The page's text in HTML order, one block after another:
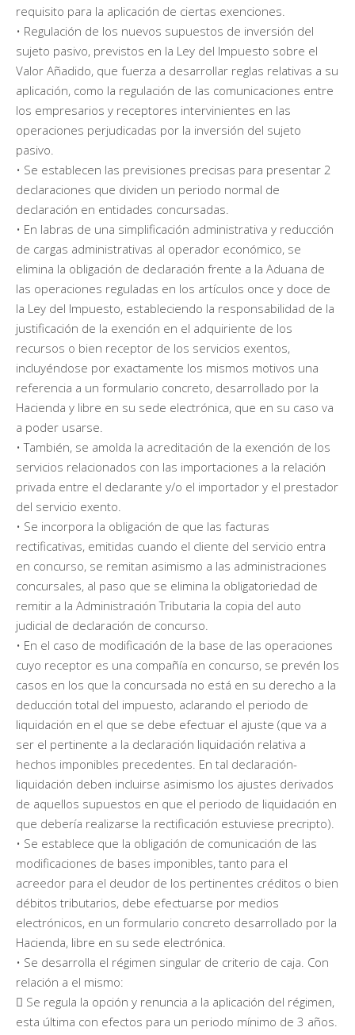
requisito para la aplicación de ciertas exenciones.
• Regulación de los nuevos supuestos de inversión del
sujeto pasivo, previstos en la Ley del Impuesto sobre el
Valor Añadido, que fuerza a desarrollar reglas relativas a su
aplicación, como la regulación de las comunicaciones entre
los empresarios y receptores intervinientes en las
operaciones perjudicadas por la inversión del sujeto
pasivo.
• Se establecen las previsiones precisas para presentar 2
declaraciones que dividen un periodo normal de
declaración en entidades concursadas.
• En labras de una simplificación administrativa y reducción
de cargas administrativas al operador económico, se
elimina la obligación de declaración frente a la Aduana de
las operaciones reguladas en los artículos once y doce de
la Ley del Impuesto, estableciendo la responsabilidad de la
justificación de la exención en el adquiriente de los
recursos o bien receptor de los servicios exentos,
incluyéndose por exactamente los mismos motivos una
referencia a un formulario concreto, desarrollado por la
Hacienda y libre en su sede electrónica, que en su caso va
a poder usarse.
• También, se amolda la acreditación de la exención de los
servicios relacionados con las importaciones a la relación
privada entre el declarante y/o el importador y el prestador
del servicio exento.
• Se incorpora la obligación de que las facturas
rectificativas, emitidas cuando el cliente del servicio entra
en concurso, se remitan asimismo a las administraciones
concursales, al paso que se elimina la obligatoriedad de
remitir a la Administración Tributaria la copia del auto
judicial de declaración de concurso.
• En el caso de modificación de la base de las operaciones
cuyo receptor es una compañía en concurso, se prevén los
casos en los que la concursada no está en su derecho a la
deducción total del impuesto, aclarando el periodo de
liquidación en el que se debe efectuar el ajuste (que va a
ser el pertinente a la declaración liquidación relativa a
hechos imponibles precedentes. En tal declaración-
liquidación deben incluirse asimismo los ajustes derivados
de aquellos supuestos en que el periodo de liquidación en
que debería realizarse la rectificación estuviese precripto).
• Se establece que la obligación de comunicación de las
modificaciones de bases imponibles, tanto para el
acreedor para el deudor de los pertinentes créditos o bien
débitos tributarios, debe efectuarse por medios
electrónicos, en un formulario concreto desarrollado por la
Hacienda, libre en su sede electrónica.
• Se desarrolla el régimen singular de criterio de caja. Con
relación a el mismo:
 Se regula la opción y renuncia a la aplicación del régimen,
esta última con efectos para un periodo mínimo de 3 años.